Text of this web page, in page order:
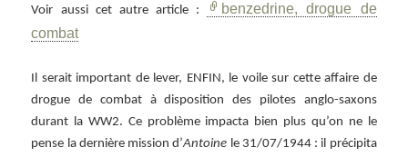
Voir aussi cet autre article :
benzedrine, drogue de
combat
Il serait important de lever, ENFIN, le voile sur cette affaire de
drogue de combat à disposition des pilotes anglo-saxons
durant la WW2. Ce problème impacta bien plus qu’on ne le
pense la dernière mission d’Antoine le 31/07/1944 : il précipita